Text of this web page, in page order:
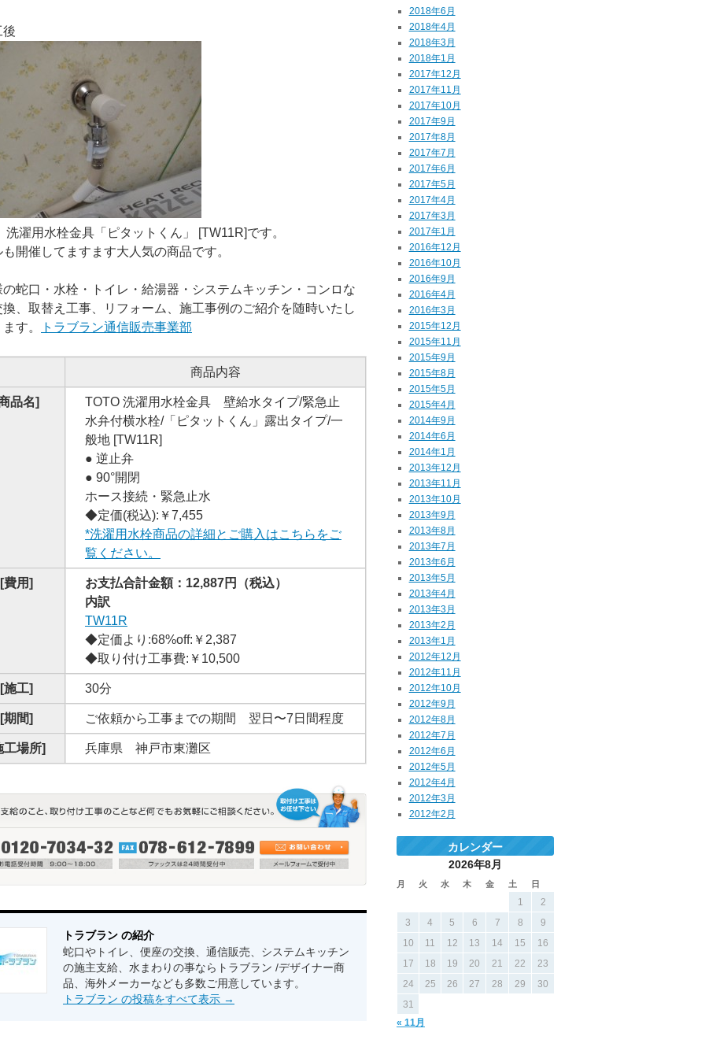
2018年6月
2018年4月
2018年3月
2018年1月
2017年12月
2017年11月
2017年10月
2017年9月
2017年8月
2017年7月
2017年6月
2017年5月
2017年4月
2017年3月
2017年1月
2016年12月
2016年10月
2016年9月
2016年4月
2016年3月
2015年12月
2015年11月
2015年9月
2015年8月
2015年5月
2015年4月
2014年9月
2014年6月
2014年1月
2013年12月
2013年11月
2013年10月
2013年9月
2013年8月
2013年7月
2013年6月
2013年5月
2013年4月
2013年3月
2013年2月
2013年1月
2012年12月
2012年11月
2012年10月
2012年9月
2012年8月
2012年7月
2012年6月
2012年5月
2012年4月
2012年3月
2012年2月
カレンダー
2026年8月
月 火 水 木 金 土 日
« 11月
1
2
3
4 5 6 7 8
9
10
11 12 13 14 15
16
17
18 19 20 21 22
23
24
25 26 27 28 29
30
31
洗濯用水栓金具「ピタットくん」 [TW11R]です。
開催してますます大人気の商品です。
の蛇口・水栓・トイレ・給湯器・システムキッチン・コンロな
換、取替え工事、リフォーム、施工事例のご紹介を随時いたし
す。
トラブラン通信販売事業部
商品内容
品名]
TOTO 洗濯用水栓金具 壁給水タイプ/緊急止
水弁付横水栓/「ピタットくん」露出タイプ/一
般地 [TW11R]
● 逆止弁
● 90°開閉
ホース接続・緊急止水
◆定価(税込):￥7,455
*洗濯用水栓商品の詳細とご購入はこちらをご
覧ください。
[費用]
お支払合計金額：12,887円（税込）
内訳
TW11R
◆定価より:68%off:￥2,387
◆取り付け工事費:￥10,500
[施工] 30分
[期間] ご依頼から工事までの期間 翌日〜7日間程度
工場所] 兵庫県 神戸市東灘区
トラブラン の紹介
蛇口やトイレ、便座の交換、通信販売、システムキッチン
の施主支給、水まわりの事ならトラブラン /デザイナー商
品、海外メーカーなども多数ご用意しています。
トラブラン の投稿をすべて表示 →